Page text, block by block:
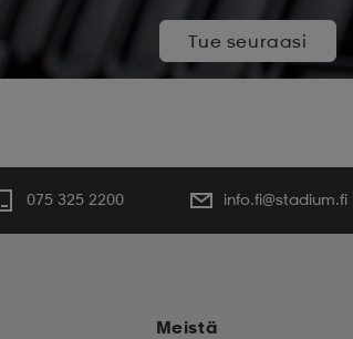
Tue seuraasi
075 325 2200 info.fi@stadium.fi
Meistä